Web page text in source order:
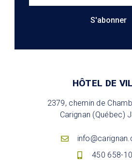
S'abonner
HÔTEL DE
2379, chemin de
Carignan (Québec)
450 658-